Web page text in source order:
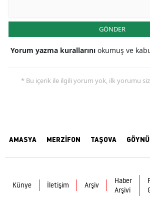
GÖNDER
Yorum yazma kurallarını okumuş ve
* Bu içerik ile ilgili yorum yok, ilk yorumu siz
AMASYA MERZİFON TAŞOVA
Künye İletişim Arşiv
Haber
Arşivi